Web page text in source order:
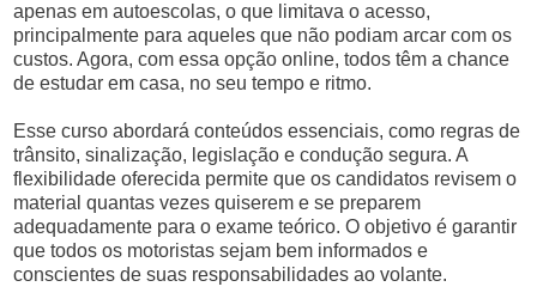
apenas em autoescolas, o que limitava o acesso,
principalmente para aqueles que não podiam arcar com os
custos. Agora, com essa opção online, todos têm a chance
de estudar em casa, no seu tempo e ritmo.
Esse curso abordará conteúdos essenciais, como regras de
trânsito, sinalização, legislação e condução segura. A
flexibilidade oferecida permite que os candidatos revisem o
material quantas vezes quiserem e se preparem
adequadamente para o exame teórico. O objetivo é garantir
que todos os motoristas sejam bem informados e
conscientes de suas responsabilidades ao volante.